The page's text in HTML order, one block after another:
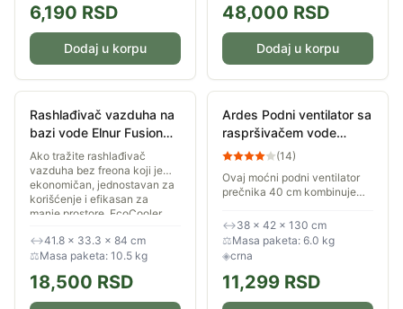
6,190 RSD
Dodaj u korpu
48,000 RSD
Dodaj u korpu
Rashlađivač vazduha na
bazi vode Elnur Fusion
ECO Cooler 1200
Ako tražite rashlađivač
vazduha bez freona koji je
ekonomičan, jednostavan za
korišćenje i efikasan za
manje prostore, EcoCooler
↔41.8 × 33.3 × 84 cm
⚖Masa paketa: 10.5 kg
18,500 RSD
Ardes Podni ventilator sa
raspršivačem vode
40cm AR5M39
(14)
Ovaj moćni podni ventilator
prečnika 40 cm kombinuje
naprednom funkcijom
ultrazvučnog raspršivanja
vode. Opremljen je...
↔38 × 42 × 130 cm
⚖Masa paketa: 6.0 kg
◈crna
11,299 RSD